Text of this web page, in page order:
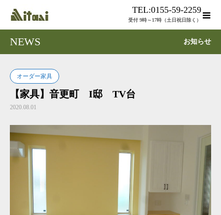
TEL:0155-59-2259
受付 9時～17時（土日祝日除く）
NEWS お知らせ
オーダー家具
【家具】音更町 I邸 TV台
2020.08.01